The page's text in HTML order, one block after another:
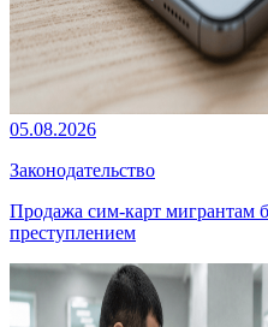
05.08.2026
Законодательство
Продажа сим-карт мигрантам
преступлением